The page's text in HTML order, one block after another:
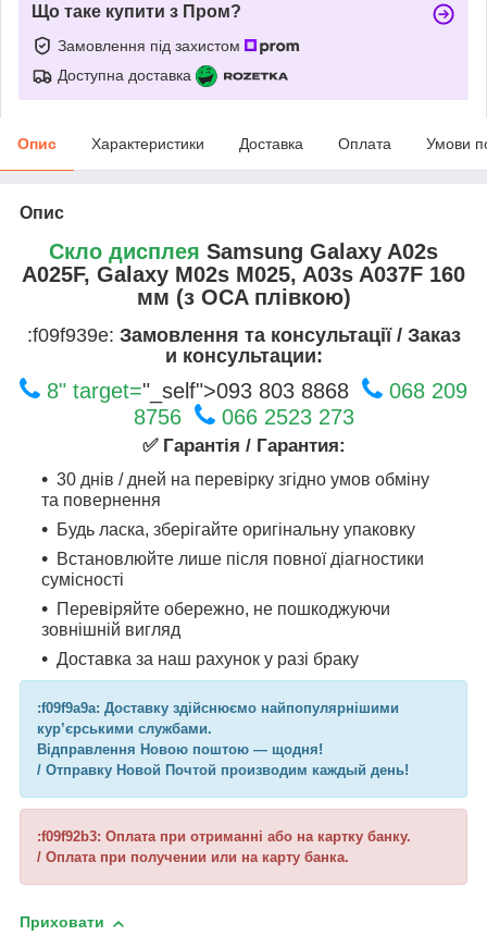
Що таке купити з Пром?
Замовлення під захистом
Доступна доставка
Опис Характеристики Доставка Оплата Умови
Опис
Скло дисплея Samsung Galaxy A02s
A025F, Galaxy M02s M025, A03s A037F 160
мм (з OCA плівкою)
:f09f939e: Замовлення та консультації / Заказ
и консультации:
8" target="_self">093 803 8868
068 209
8756
066 2523 273
✅ Гарантія / Гарантия:
30 днів / дней на перевірку згідно умов обміну
та повернення
Будь ласка, зберігайте оригінальну упаковку
Встановлюйте лише після повної діагностики
сумісності
Перевіряйте обережно, не пошкоджуючи
зовнішній вигляд
Доставка за наш рахунок у разі браку
:f09f9a9a: Доставку здійснюємо найпопулярнішими
кур’єрськими службами.
Відправлення Новою поштою — щодня!
/ Отправку Новой Почтой производим каждый день!
:f09f92b3: Оплата при отриманні або на картку банку.
/ Оплата при получении или на карту банка.
Приховати